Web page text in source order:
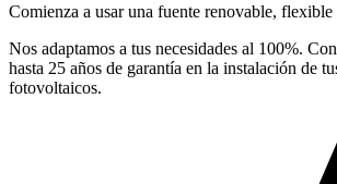
Comienza a usar una fuente renovable, flexible
Nos adaptamos a tus necesidades al 100%.
hasta 25 años de garantía en la instalación de
fotovoltaicos.